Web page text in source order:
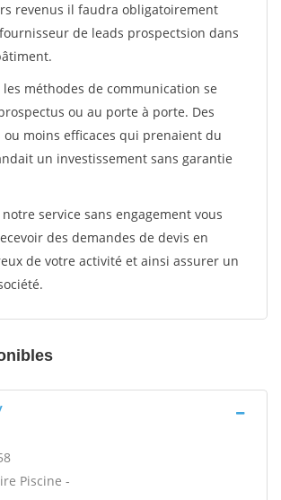
revenus il faudra obligatoirement
de leads prospectsion dans
méthodes de communication se
ou au porte à porte. Des
ou moins efficaces qui prenaient du
un investissement sans garantie
service sans engagement vous
des demandes de devis en
de votre activité et ainsi assurer un
Piscine -